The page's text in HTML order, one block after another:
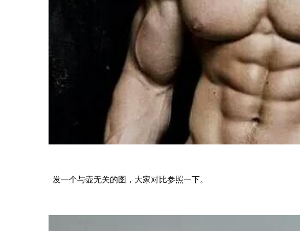
发一个与壶无关的图，大家对比参照一下。